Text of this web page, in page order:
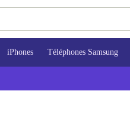
iPhones Téléphones Samsung